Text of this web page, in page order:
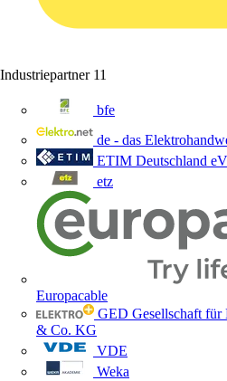
Industriepartner 11
bfe
de - das
ETIM Deutschland eV
etz
Europacable
GED Gesellschaft für
& Co. KG
VDE
Weka